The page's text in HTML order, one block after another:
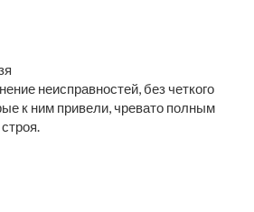
неисправностей, без четкого
к ним привели, чревато полным